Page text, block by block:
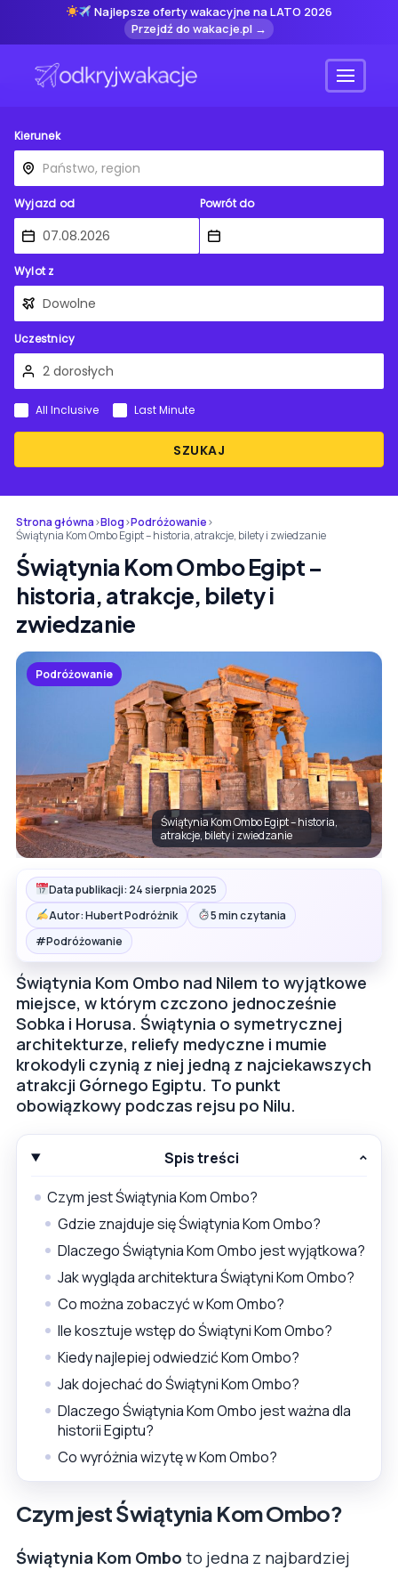
Najlepsze oferty wakacyjne na LATO 2026
Przejdź do wakacje.pl →
Menu
Kierunek
Wyjazd od Powrót do
Wylot z
Uczestnicy
SZUKAJ
All Inclusive Last Minute
Strona główna›Blog›Podróżowanie›
Świątynia Kom Ombo Egipt – historia, atrakcje, bilety i zwiedzanie
Świątynia Kom Ombo Egipt –
historia, atrakcje, bilety i
zwiedzanie
Podróżowanie
Świątynia Kom Ombo Egipt – historia,
atrakcje, bilety i zwiedzanie
Data publikacji: 24 sierpnia 2025
Autor: Hubert Podróżnik
5 min czytania
#Podróżowanie
Świątynia Kom Ombo nad Nilem to wyjątkowe
miejsce, w którym czczono jednocześnie
Sobka i Horusa. Świątynia o symetrycznej
architekturze, reliefy medyczne i mumie
krokodyli czynią z niej jedną z najciekawszych
atrakcji Górnego Egiptu. To punkt
obowiązkowy podczas rejsu po Nilu.
Spis treści
Czym jest Świątynia Kom Ombo?
Gdzie znajduje się Świątynia Kom Ombo?
Dlaczego Świątynia Kom Ombo jest wyjątkowa?
Jak wygląda architektura Świątyni Kom Ombo?
Co można zobaczyć w Kom Ombo?
Ile kosztuje wstęp do Świątyni Kom Ombo?
Kiedy najlepiej odwiedzić Kom Ombo?
Jak dojechać do Świątyni Kom Ombo?
Dlaczego Świątynia Kom Ombo jest ważna dla
historii Egiptu?
Co wyróżnia wizytę w Kom Ombo?
Czym jest Świątynia Kom Ombo?
Świątynia Kom Ombo to jedna z najbardziej